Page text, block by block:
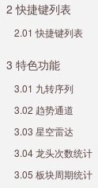
2 快捷键列表
2.01 快捷键列表
3 特色功能
3.01 九转序列
3.02 趋势通道
3.03 星空雷达
3.04 龙头次数统计
3.05 板块周期统计